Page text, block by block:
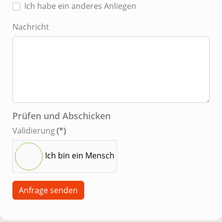
Ich habe ein anderes Anliegen
Nachricht
Prüfen und Abschicken
Validierung(*)
Ich bin ein Mensch
Anfrage senden